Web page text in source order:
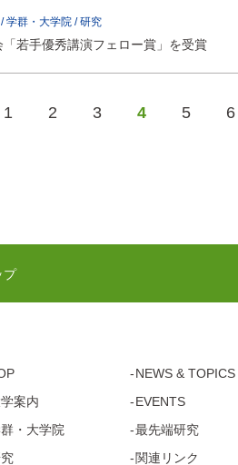
/学群・大学院 /研究
若手優秀講演フェロー賞」を受賞
1 2 3 4 5 6
プ
案内
・ 大学院
NEWS & TOPICS
EVENTS
最先端研究
関連リンク